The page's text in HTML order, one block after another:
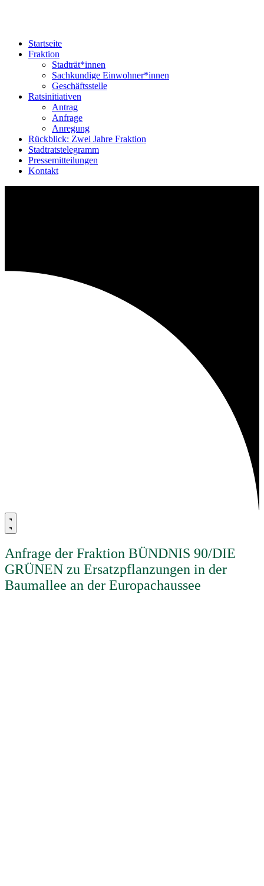
Startseite
Fraktion
Stadträt*innen
Sachkundige Einwohner*innen
Geschäftsstelle
Ratsinitiativen
Antrag
Anfrage
Anregung
Rückblick: Zwei Jahre Fraktion
Stadtratstelegramm
Pressemitteilungen
Kontakt
Anfrage der Fraktion BÜNDNIS 90/DIE
GRÜNEN zu Ersatzpflanzungen in der
Baumallee an der Europachaussee